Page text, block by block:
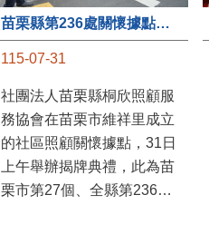
苗栗縣第236處關懷據點在苗栗市維祥里揭牌
115-07-31
社團法人苗栗縣桐欣照顧服
務協會在苗栗市維祥里成立
的社區照顧關懷據點，31日
上午舉辦揭牌典禮，此為苗
栗市第27個、全縣第236處